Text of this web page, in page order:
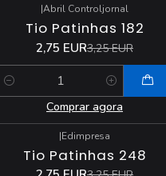
DESCONTO
|Abril Controljornal
Tio Patinhas 182
2,75 EUR3,25 EUR
Comprar agora
DESCONTO
|Edimpresa
Tio Patinhas 248